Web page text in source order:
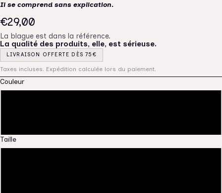
Il se comprend sans explication.
€29,00
La blague est dans la référence.
La qualité des produits, elle, est sérieuse.
LIVRAISON OFFERTE DÈS 75€
Taxes incluses. Expédition calculée lors du paiement.
Couleur
Taille